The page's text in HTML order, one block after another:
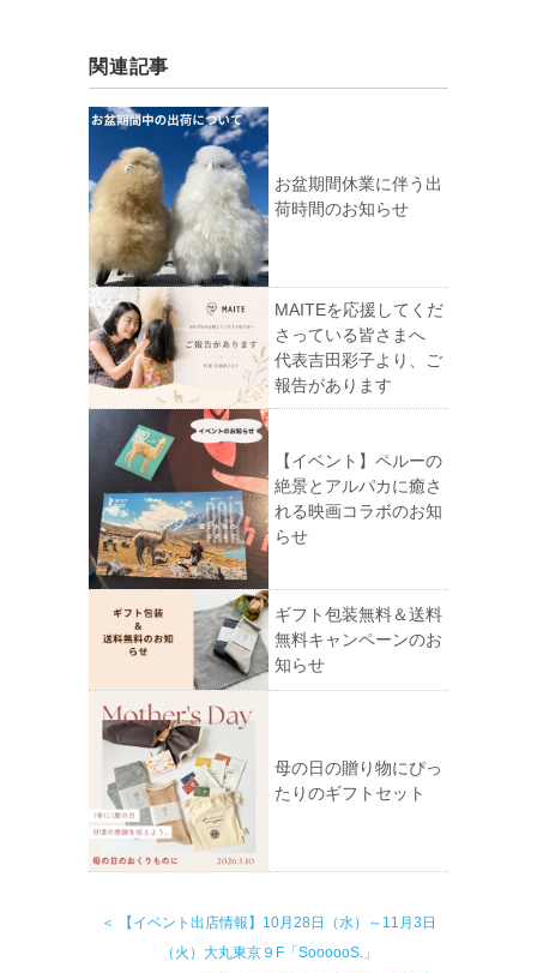
関連記事
お盆期間休業に伴う出
荷時間のお知らせ
MAITEを応援してくだ
さっている皆さまへ
代表吉田彩子より、ご
報告があります
【イベント】ペルーの
絶景とアルパカに癒さ
れる映画コラボのお知
らせ
ギフト包装無料＆送料
無料キャンペーンのお
知らせ
母の日の贈り物にぴっ
たりのギフトセット
＜ 【イベント出店情報】10月28日（水）～11月3日
（火）大丸東京９F「SoooooS.」